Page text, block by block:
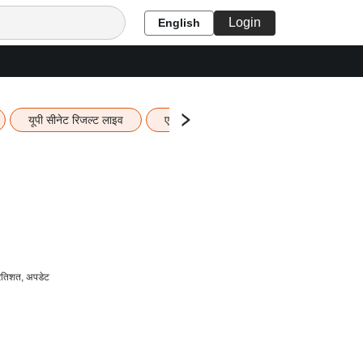
English Login
यूपी सीनेट रिजल्ट लाइव एचबीएसई 12वीं का रिजल्ट लाइव
अपडेट